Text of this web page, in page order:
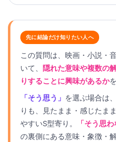
先に結論だけ知りたい人へ
この質問は、映画・小説・
いて、
隠れた意味や複数の
りすることに興味があるか
「そう思う」 を選ぶ場合は
りも、見たまま・感じたま
やすいS型寄り。
「そう思わ
の裏側にある意味・象徴・